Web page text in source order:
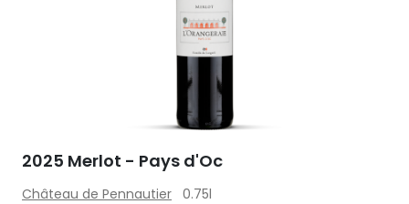
2025 Merlot - Pays d'Oc
Château de Pennautier 0.75l